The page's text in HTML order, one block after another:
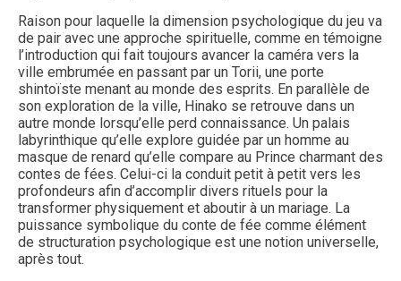
Raison pour laquelle la dimension psychologique du jeu va
de pair avec une approche spirituelle, comme en témoigne
l’introduction qui fait toujours avancer la caméra vers la
ville embrumée en passant par un Torii, une porte
shintoïste menant au monde des esprits. En parallèle de
son exploration de la ville, Hinako se retrouve dans un
autre monde lorsqu’elle perd connaissance. Un palais
labyrinthique qu’elle explore guidée par un homme au
masque de renard qu’elle compare au Prince charmant des
contes de fées. Celui-ci la conduit petit à petit vers les
profondeurs afin d’accomplir divers rituels pour la
transformer physiquement et aboutir à un mariage. La
puissance symbolique du conte de fée comme élément
de structuration psychologique est une notion universelle,
après tout.